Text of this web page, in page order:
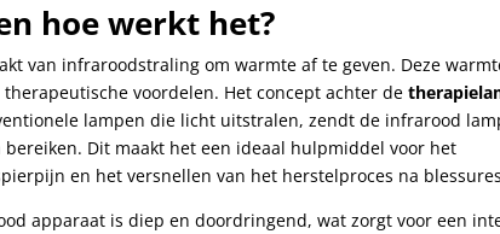
hoe werkt het?
van infraroodstraling om warmte af te geven. Deze
voordelen. Het concept achter de
lampen die licht uitstralen, zendt de infrarood
Dit maakt het een ideaal hulpmiddel voor het
en het versnellen van het herstelproces na
apparaat is diep en doordringend, wat zorgt voor een